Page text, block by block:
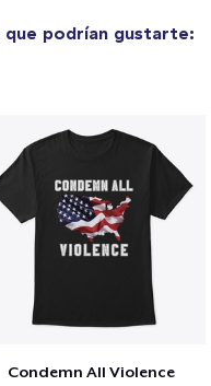
que podrían gustarte:
Condemn All Violence